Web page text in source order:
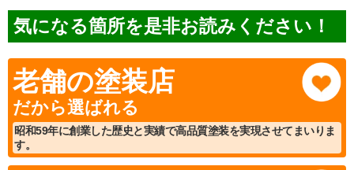
気になる箇所を是非お読みください！
老舗の塗装店
だから選ばれる
昭和59年に創業した歴史と実績で高品質塗装を実現させてまいりま
す。